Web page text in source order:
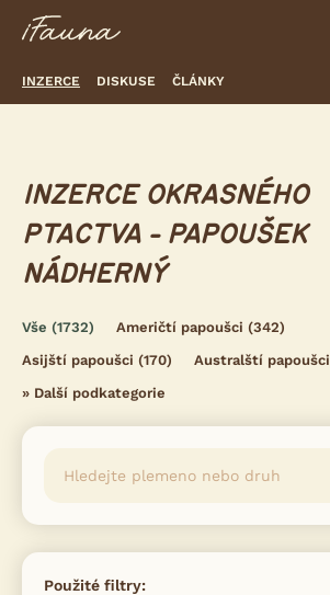
INZERCE DISKUSE ČLÁNKY
INZERCE OKRASNÉHO
PTACTVA - PAPOUŠEK
NÁDHERNÝ
Vše (1732) Američtí papoušci (342)
Asijští papoušci (170) Australští papoušci
» Další podkategorie
Použité filtry: